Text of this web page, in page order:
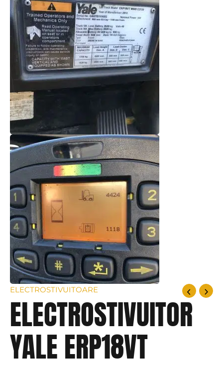
ELECTROSTIVUITOARE
ELECTROSTIVUITOR
YALE ERP18VT